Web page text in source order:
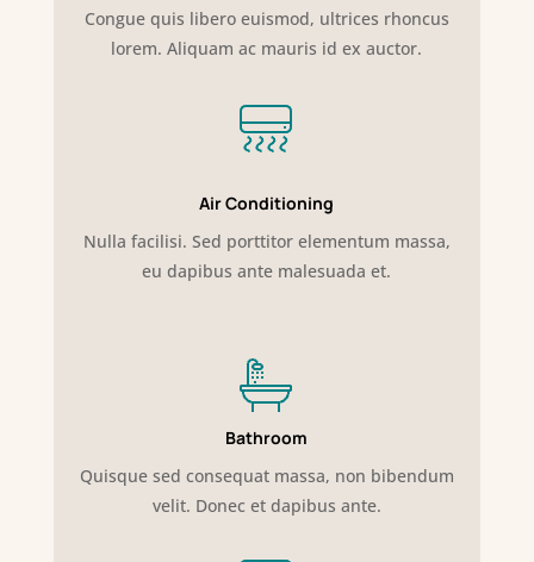
Congue quis libero euismod, ultrices rhoncus
lorem. Aliquam ac mauris id ex auctor.
Air Conditioning
Nulla facilisi. Sed porttitor elementum massa,
eu dapibus ante malesuada et.
Bathroom
Quisque sed consequat massa, non bibendum
velit. Donec et dapibus ante.